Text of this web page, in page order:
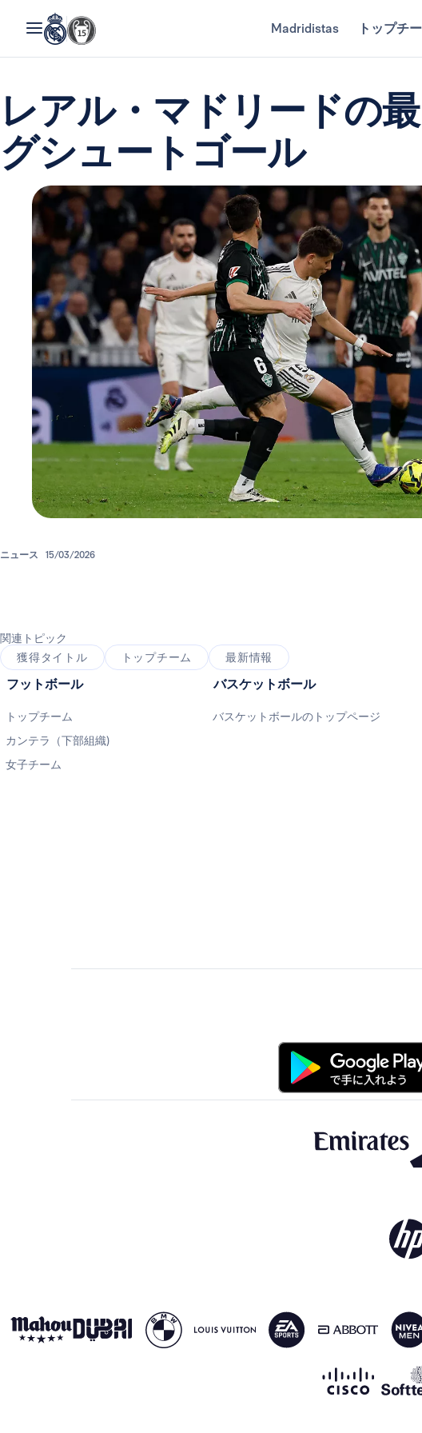
Madridistas トップチ
レアル・マドリードの
グシュートゴール
ニュース 15/03/2026
関連トピック
獲得タイトル
トップチーム 最新情報
フットボール
トップチーム
カンテラ（下部組織)
女子チーム
バスケットボール
バスケットボールのトップページ